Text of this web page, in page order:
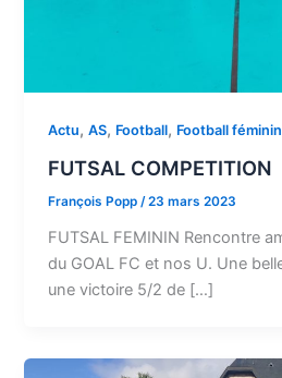
Actu,AS, Football, Football féminin
FUTSAL COMPETITION
François Popp /23 mars 2023
FUTSAL FEMININ Rencontre
du GOAL FC et nos U. Une
une victoire 5/2 de […]